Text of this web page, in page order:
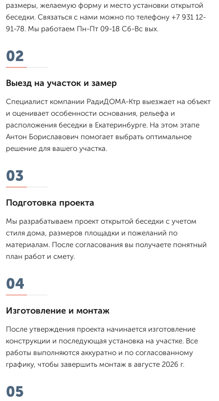
размеры, желаемую форму и место установки открытой
беседки. Связаться с нами можно по телефону +7 931 12-
91-78. Мы работаем Пн-Пт 09-18 Сб-Вс вых.
02
Выезд на участок и замер
Специалист компании РадиДОМА-Ктр выезжает на объект
и оценивает особенности основания, рельефа и
расположения беседки в Екатеринбурге. На этом этапе
Антон Бориславович помогает выбрать оптимальное
решение для вашего участка.
03
Подготовка проекта
Мы разрабатываем проект открытой беседки с учетом
стиля дома, размеров площадки и пожеланий по
материалам. После согласования вы получаете понятный
план работ и смету.
04
Изготовление и монтаж
После утверждения проекта начинается изготовление
конструкции и последующая установка на участке. Все
работы выполняются аккуратно и по согласованному
графику, чтобы завершить монтаж в августе 2026 г.
05